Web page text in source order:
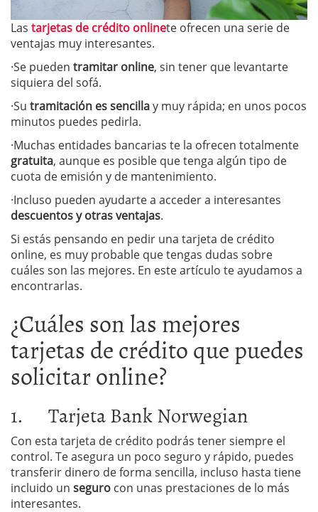
Las tarjetas de crédito onlinete ofrecen una serie de
ventajas muy interesantes.
·Se pueden tramitar online, sin tener que levantarte
siquiera del sofá.
·Su tramitación es sencillay muy rápida; en unos pocos
minutos puedes pedirla.
·Muchas entidades bancarias te la ofrecen totalmente
gratuita, aunque es posible que tenga algún tipo de
cuota de emisión y de mantenimiento.
·Incluso pueden ayudarte a acceder a interesantes
descuentos y otras ventajas.
Si estás pensando en pedir una tarjeta de crédito
online, es muy probable que tengas dudas sobre
cuáles son las mejores. En este artículo te ayudamos a
encontrarlas.
¿Cuáles son las mejores
tarjetas de crédito que puedes
solicitar online?
1. Tarjeta Bank Norwegian
Con esta tarjeta de crédito podrás tener siempre el
control. Te asegura un poco seguro y rápido, puedes
transferir dinero de forma sencilla, incluso hasta tiene
incluido un seguro con unas prestaciones de lo más
interesantes.